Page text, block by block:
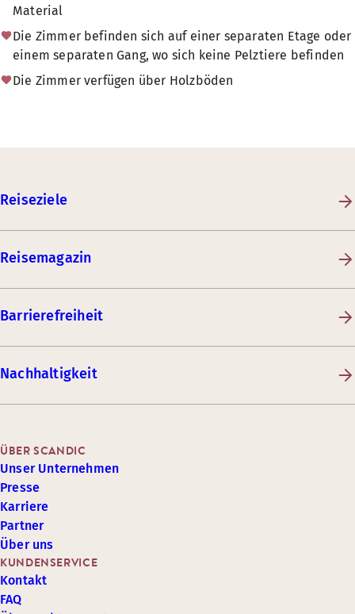
Material
Die Zimmer befinden sich auf einer separaten Etage oder
einem separaten Gang, wo sich keine Pelztiere befinden
Die Zimmer verfügen über Holzböden
Reiseziele
Reisemagazin
Barrierefreiheit
Nachhaltigkeit
KUNDENSERVICE
Kontakt
FAQ
ÜBER SCANDIC
Unser Unternehmen
Presse
Karriere
Partner
Über uns